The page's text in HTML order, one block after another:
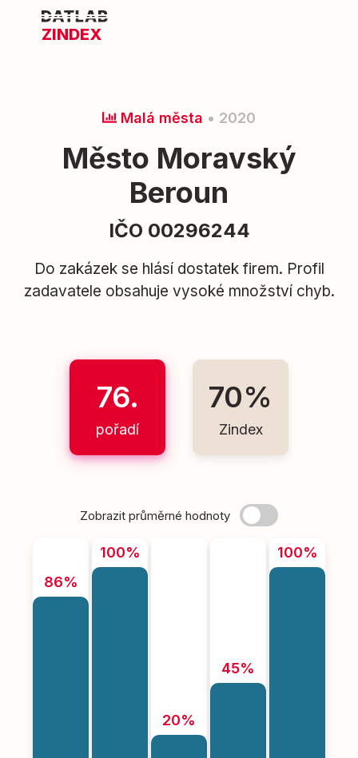
ZINDEX
Malá města • 2020
Město Moravský
Beroun
IČO 00296244
Do zakázek se hlásí dostatek firem. Profil
zadavatele obsahuje vysoké množství chyb.
76.
pořadí
70%
Zindex
Zobrazit průměrné hodnoty
86%
100%
20%
45%
100%